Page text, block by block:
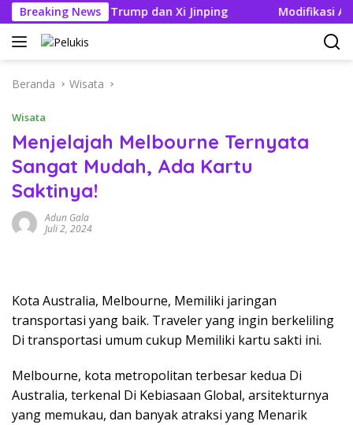
Langsung
ke
konten
Breaking News
Trump dan Xi Jinping Modifikasi Ayla Vintage
Beranda Wisata
Wisata
Menjelajah Melbourne Ternyata
Sangat Mudah, Ada Kartu
Saktinya!
Adun Gala
Juli 2, 2024
Kota Australia, Melbourne, Memiliki jaringan
transportasi yang baik. Traveler yang ingin berkeliling
Di transportasi umum cukup Memiliki kartu sakti ini.
Melbourne, kota metropolitan terbesar kedua Di
Australia, terkenal Di Kebiasaan Global, arsitekturnya
yang memukau, dan banyak atraksi yang Menarik